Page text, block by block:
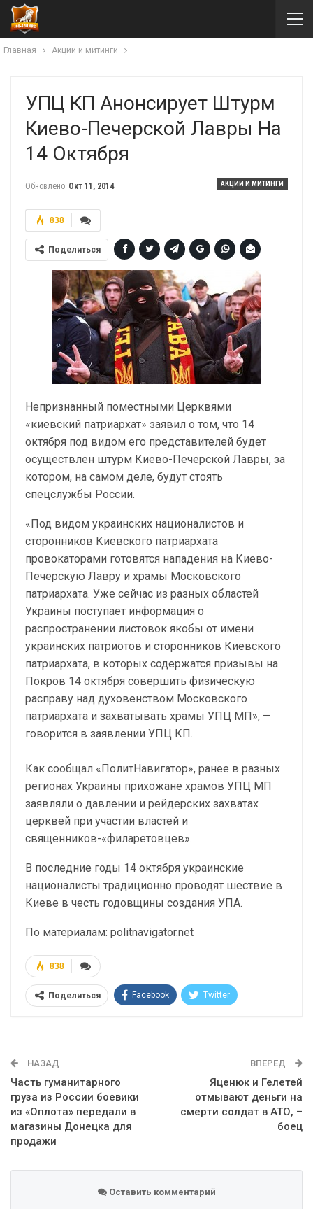
Главная Акции и митинги
УПЦ КП Анонсирует Штурм
Киево-Печерской Лавры На
14 Октября
АКЦИИ И МИТИНГИ
Обновлено Окт 11, 2014
838
Поделиться
Непризнанный поместными Церквями
«киевский патриархат» заявил о том, что 14
октября под видом его представителей будет
осуществлен штурм Киево-Печерской Лавры, за
котором, на самом деле, будут стоять
спецслужбы России.
«Под видом украинских националистов и
сторонников Киевского патриархата
провокаторами готовятся нападения на Киево-
Печерскую Лавру и храмы Московского
патриархата. Уже сейчас из разных областей
Украины поступает информация о
распространении листовок якобы от имени
украинских патриотов и сторонников Киевского
патриархата, в которых содержатся призывы на
Покров 14 октября совершить физическую
расправу над духовенством Московского
патриархата и захватывать храмы УПЦ МП», —
говорится в заявлении УПЦ КП.
Как сообщал «ПолитНавигатор», ранее в разных
регионах Украины прихожане храмов УПЦ МП
заявляли о давлении и рейдерских захватах
церквей при участии властей и
священников-«филаретовцев».
В последние годы 14 октября украинские
националисты традиционно проводят шествие в
Киеве в честь годовщины создания УПА.
По материалам: politnavigator.net
838
Поделиться Facebook Twitter
НАЗАД
Часть гуманитарного
груза из России боевики
из «Оплота» передали в
магазины Донецка для
продажи
ВПЕРЕД
Яценюк и Гелетей
отмывают деньги на
смерти солдат в АТО, –
боец
Оставить комментарий